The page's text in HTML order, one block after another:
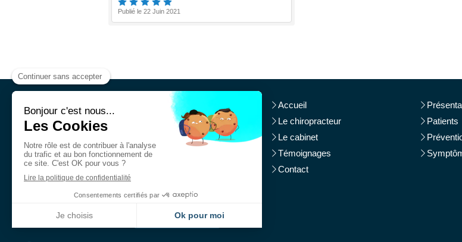
Publié le 22 Juin 2021
Alain Barcelere
Chiropracteur Crépy-en-
Valois
80 Rue nationale
Afficher le téléphone
Prendre rendez-vous
Accueil
Le chiropracteur
Le cabinet
Témoignages
Contact
Patients